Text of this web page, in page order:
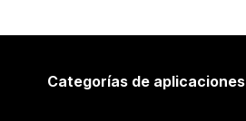
Categorías de aplicaciones